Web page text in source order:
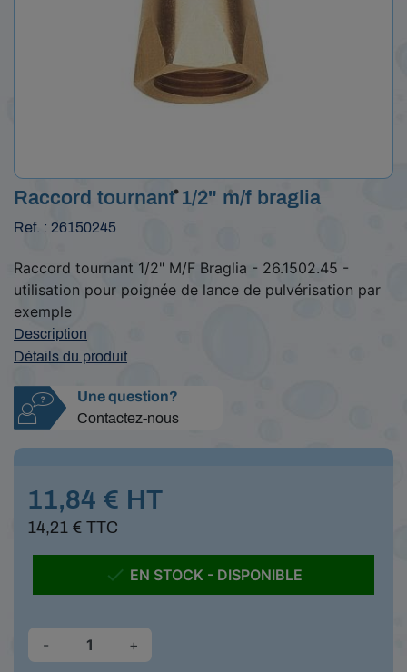
Raccord tournant 1/2" m/f braglia
Ref. : 26150245
Raccord tournant 1/2" M/F Braglia - 26.1502.45 -
utilisation pour poignée de lance de pulvérisation par
exemple
Description
Détails du produit
Une question?
Contactez-nous
11,84 € HT
14,21 € TTC
 EN STOCK - DISPONIBLE
- +